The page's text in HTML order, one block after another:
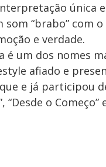
única
som “brabo” com
e verdade.
é um dos nomes
afiado e
e já participou
o Começo”